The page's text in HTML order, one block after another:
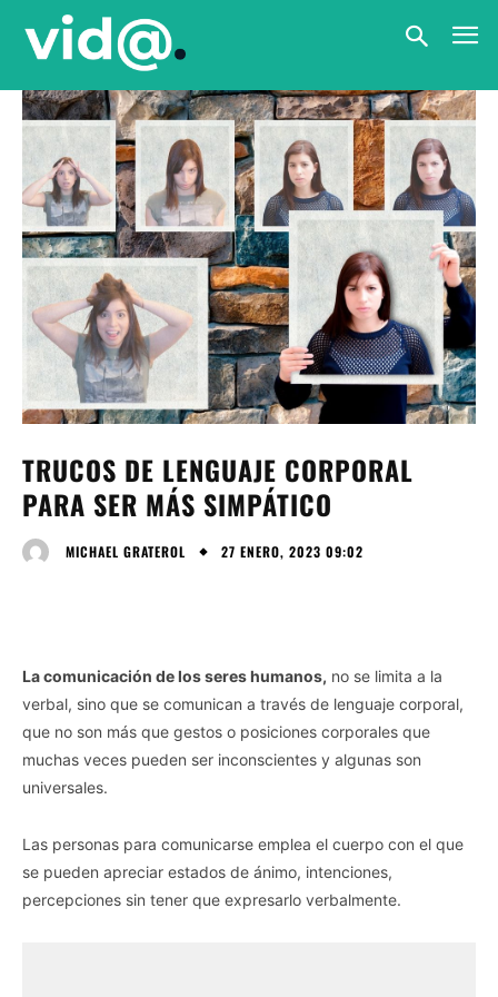
TRUCOS DE LENGUAJE CORPORAL
PARA SER MÁS SIMPÁTICO
MICHAEL GRATEROL 27 ENERO, 2023 09:02
La comunicación de los seres humanos, no se limita a la
verbal, sino que se comunican a través de lenguaje corporal,
que no son más que gestos o posiciones corporales que
muchas veces pueden ser inconscientes y algunas son
universales.
Las personas para comunicarse emplea el cuerpo con el que
se pueden apreciar estados de ánimo, intenciones,
percepciones sin tener que expresarlo verbalmente.